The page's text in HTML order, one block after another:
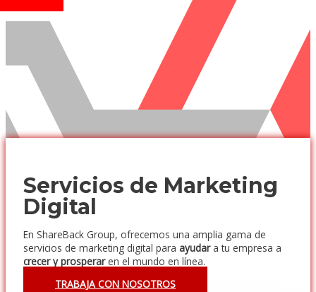
PRINCIPAL
Servicios de Marketing
Digital
En ShareBack Group, ofrecemos una amplia gama de
servicios de marketing digital para ayudara tu empresa a
crecer y prosperaren el mundo en línea.
TRABAJA CON NOSOTROS